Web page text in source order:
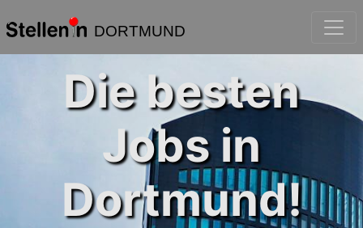
DORTMUND
Die besten
Jobs in
Dortmund!